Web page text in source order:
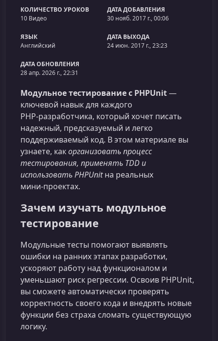
КОЛИЧЕСТВО УРОКОВ
10 Видео
ДАТА ДОБАВЛЕНИЯ
30 нояб. 2017 г., 00:06
ЯЗЫК
Английский
ДАТА ВЫХОДА
24 июн. 2017 г., 23:23
ДАТА ОБНОВЛЕНИЯ
28 апр. 2026 г., 22:31
Модульное тестирование с PHPUnit—
ключевой навык для каждого
PHP‑разработчика, который хочет писать
надежный, предсказуемый и легко
поддерживаемый код. В этом материале вы
узнаете, какорганизовать процесс
тестирования, применять TDD и
использовать PHPUnitна реальных
мини‑проектах.
Зачем изучать модульное
тестирование
Модульные тесты помогают выявлять
ошибки на ранних этапах разработки,
ускоряют работу над функционалом и
уменьшают риск регрессии. Освоив PHPUnit,
вы сможете автоматически проверять
корректность своего кода и внедрять новые
функции без страха сломать существующую
логику.